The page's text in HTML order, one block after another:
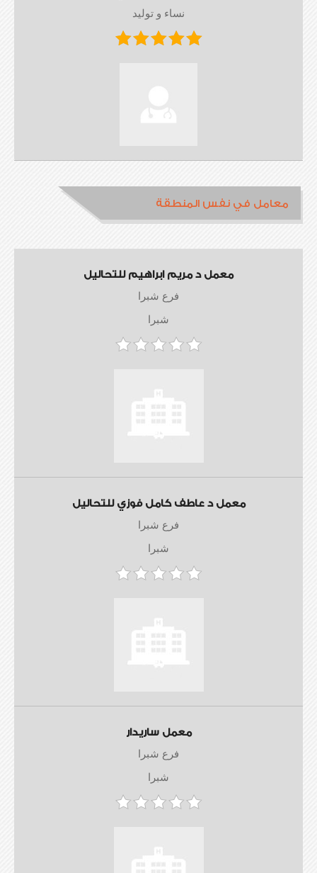
نساء و توليد
معامل في نفس المنطقة
معمل د مريم ابراهيم للتحاليل
فرع شبرا
شبرا
معمل د عاطف كامل فوزي للتحاليل
فرع شبرا
شبرا
معمل ساريدار
فرع شبرا
شبرا